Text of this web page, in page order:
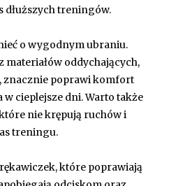
dłuższych treningów.
o wygodnym ubraniu.
oddychających,
znacznie poprawi komfort
w cieplejsze dni. Warto także
nie krępują ruchów i
treningu.
które poprawiają